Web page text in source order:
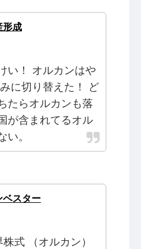
形成
い！ オルカンはや
に切り替えた！ ど
たらオルカンも落
が含まれてるオル
い。
ベスター
式 （オルカン）